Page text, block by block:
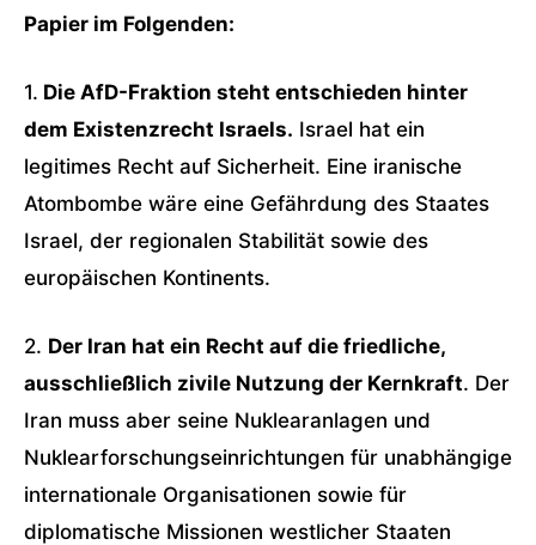
Papier im Folgenden:
1. Die AfD-Fraktion steht entschieden hinter
dem Existenzrecht Israels. Israel hat ein
legitimes Recht auf Sicherheit. Eine iranische
Atombombe wäre eine Gefährdung des Staates
Israel, der regionalen Stabilität sowie des
europäischen Kontinents.
2. Der Iran hat ein Recht auf die friedliche,
ausschließlich zivile Nutzung der Kernkraft. Der
Iran muss aber seine Nuklearanlagen und
Nuklearforschungseinrichtungen für unabhängige
internationale Organisationen sowie für
diplomatische Missionen westlicher Staaten